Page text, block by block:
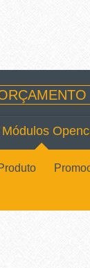
Módulos